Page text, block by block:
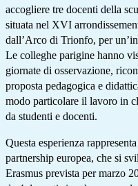
accogliere tre docenti della
situata nel XVI
dall’Arco di Trionfo, per
Le colleghe parigine hanno
giornate di osservazione,
proposta pedagogica e
modo particolare il lavoro in
da studenti e docenti.
Questa esperienza
partnership europea, che si
Erasmus prevista per marzo